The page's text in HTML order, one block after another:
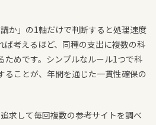
か」の1軸だけで判断すると処理速度
ば考えるほど、同種の支出に複数の科
ためです。シンプルなルール1つで科
ることが、年間を通じた一貫性確保の
求して毎回複数の参考サイトを調べ